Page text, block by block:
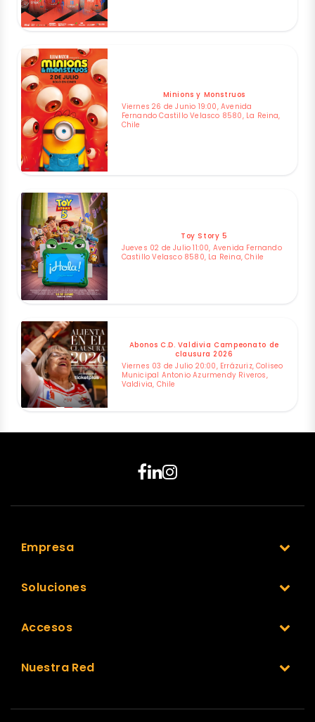
Minions y Monstruos
Viernes 26 de Junio 19:00, Avenida
Fernando Castillo Velasco 8580, La Reina,
Chile
Toy Story 5
Jueves 02 de Julio 11:00, Avenida Fernando
Castillo Velasco 8580, La Reina, Chile
Abonos C.D. Valdivia Campeonato de
clausura 2026
Viernes 03 de Julio 20:00, Errázuriz, Coliseo
Municipal Antonio Azurmendy Riveros,
Valdivia, Chile
Empresa
Soluciones
Accesos
Nuestra Red